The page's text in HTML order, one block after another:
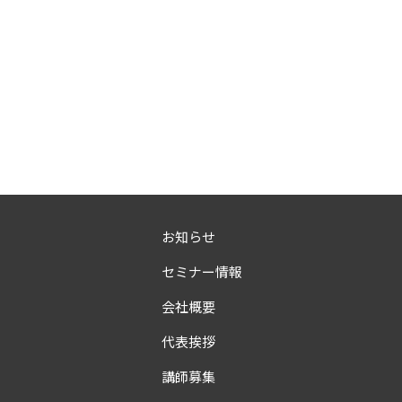
お知らせ
セミナー情報
会社概要
代表挨拶
講師募集